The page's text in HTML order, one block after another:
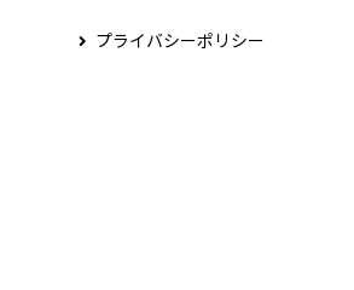
プライバシーポリシー